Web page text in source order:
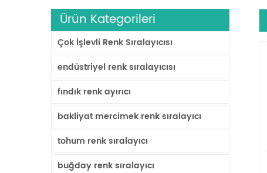
Ürün Kategorileri
Çok İşlevli Renk Sıralayıcısı
endüstriyel renk sıralayıcısı
fındık renk ayırıcı
bakliyat mercimek renk sıralayıcı
tohum renk sıralayıcı
buğday renk sıralayıcı